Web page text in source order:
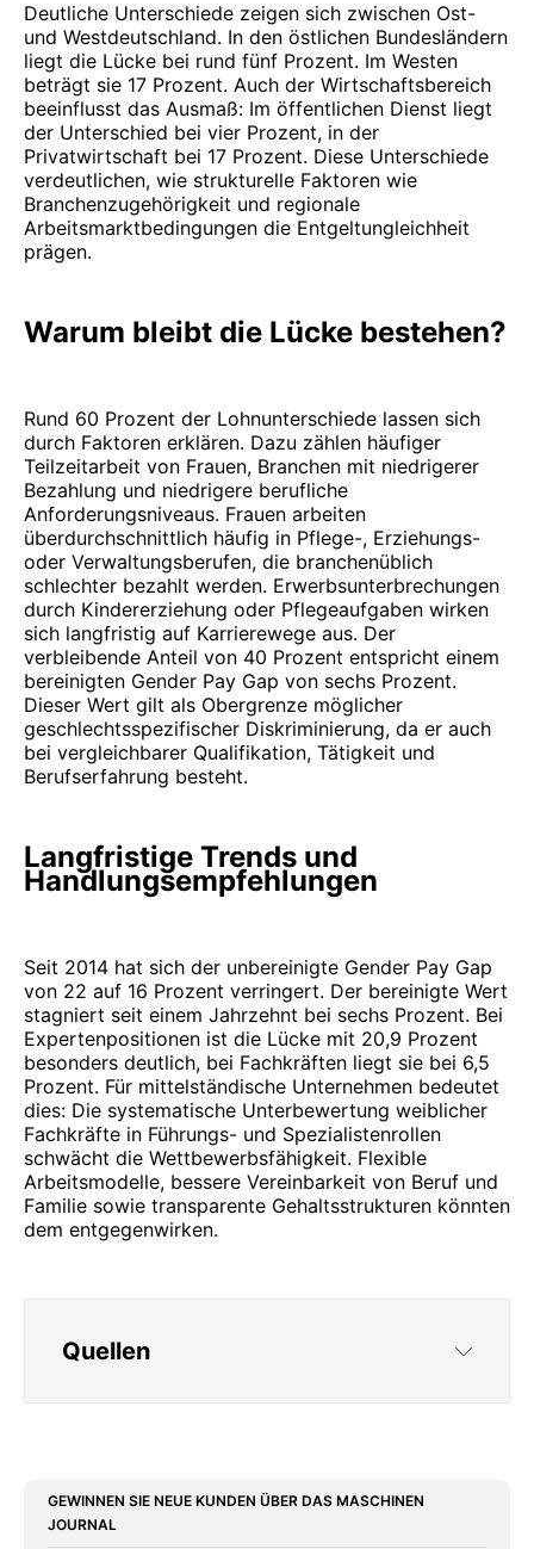
Deutliche Unterschiede zeigen sich zwischen Ost-
und Westdeutschland. In den östlichen Bundesländern
liegt die Lücke bei rund fünf Prozent. Im Westen
beträgt sie 17 Prozent. Auch der Wirtschaftsbereich
beeinflusst das Ausmaß: Im öffentlichen Dienst liegt
der Unterschied bei vier Prozent, in der
Privatwirtschaft bei 17 Prozent. Diese Unterschiede
verdeutlichen, wie strukturelle Faktoren wie
Branchenzugehörigkeit und regionale
Arbeitsmarktbedingungen die Entgeltungleichheit
prägen.
Warum bleibt die Lücke bestehen?
Rund 60 Prozent der Lohnunterschiede lassen sich
durch Faktoren erklären. Dazu zählen häufiger
Teilzeitarbeit von Frauen, Branchen mit niedrigerer
Bezahlung und niedrigere berufliche
Anforderungsniveaus. Frauen arbeiten
überdurchschnittlich häufig in Pflege-, Erziehungs-
oder Verwaltungsberufen, die branchenüblich
schlechter bezahlt werden. Erwerbsunterbrechungen
durch Kindererziehung oder Pflegeaufgaben wirken
sich langfristig auf Karrierewege aus. Der
verbleibende Anteil von 40 Prozent entspricht einem
bereinigten Gender Pay Gap von sechs Prozent.
Dieser Wert gilt als Obergrenze möglicher
geschlechtsspezifischer Diskriminierung, da er auch
bei vergleichbarer Qualifikation, Tätigkeit und
Berufserfahrung besteht.
Langfristige Trends und
Handlungsempfehlungen
Seit 2014 hat sich der unbereinigte Gender Pay Gap
von 22 auf 16 Prozent verringert. Der bereinigte Wert
stagniert seit einem Jahrzehnt bei sechs Prozent. Bei
Expertenpositionen ist die Lücke mit 20,9 Prozent
besonders deutlich, bei Fachkräften liegt sie bei 6,5
Prozent. Für mittelständische Unternehmen bedeutet
dies: Die systematische Unterbewertung weiblicher
Fachkräfte in Führungs- und Spezialistenrollen
schwächt die Wettbewerbsfähigkeit. Flexible
Arbeitsmodelle, bessere Vereinbarkeit von Beruf und
Familie sowie transparente Gehaltsstrukturen könnten
dem entgegenwirken.
Quellen
https://www.focus.de/finanzen/gender-pay-
16a0c6c4105e.html
GEWINNEN SIE NEUE KUNDEN ÜBER DAS MASCHINEN
JOURNAL